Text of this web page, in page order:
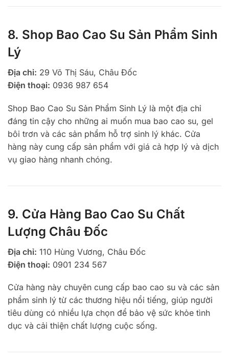
8. Shop Bao Cao Su Sản Phẩm Sinh
Lý
Địa chỉ: 29 Võ Thị Sáu, Châu Đốc
Điện thoại: 0936 987 654
Shop Bao Cao Su Sản Phẩm Sinh Lý là một địa chỉ
đáng tin cậy cho những ai muốn mua bao cao su, gel
bôi trơn và các sản phẩm hỗ trợ sinh lý khác. Cửa
hàng này cung cấp sản phẩm với giá cả hợp lý và dịch
vụ giao hàng nhanh chóng.
9. Cửa Hàng Bao Cao Su Chất
Lượng Châu Đốc
Địa chỉ: 110 Hùng Vương, Châu Đốc
Điện thoại: 0901 234 567
Cửa hàng này chuyên cung cấp bao cao su và các sản
phẩm sinh lý từ các thương hiệu nổi tiếng, giúp người
tiêu dùng có nhiều lựa chọn để bảo vệ sức khỏe tình
dục và cải thiện chất lượng cuộc sống.